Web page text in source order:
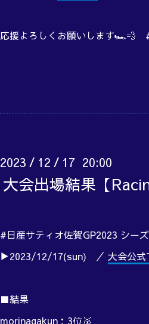
応援よろしくお願いします🏎️💨
2023 / 12 / 17 20:00
大会出場結果【
#日産サティオ佐賀GP2023 シー
▶2023/12/17(sun) ／ 大会公
■結果
morinagakun：3位🥉